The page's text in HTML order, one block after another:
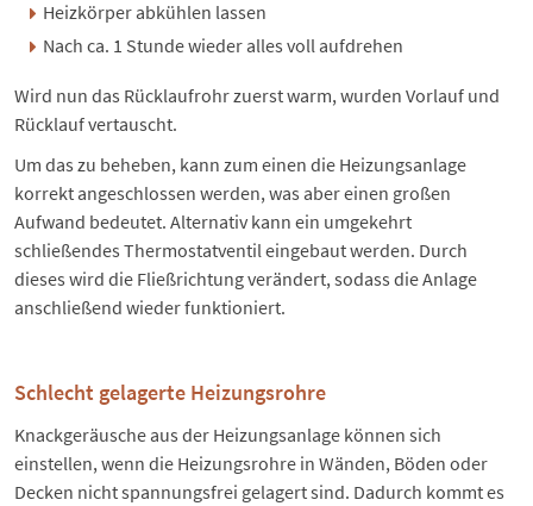
Heizkörper abkühlen lassen
Nach ca. 1 Stunde wieder alles voll aufdrehen
Wird nun das Rücklaufrohr zuerst warm, wurden Vorlauf und
Rücklauf vertauscht.
Um das zu beheben, kann zum einen die Heizungsanlage
korrekt angeschlossen werden, was aber einen großen
Aufwand bedeutet. Alternativ kann ein umgekehrt
schließendes Thermostatventil eingebaut werden. Durch
dieses wird die Fließrichtung verändert, sodass die Anlage
anschließend wieder funktioniert.
Schlecht gelagerte Heizungsrohre
Knackgeräusche aus der Heizungsanlage können sich
einstellen, wenn die Heizungsrohre in Wänden, Böden oder
Decken nicht spannungsfrei gelagert sind. Dadurch kommt es